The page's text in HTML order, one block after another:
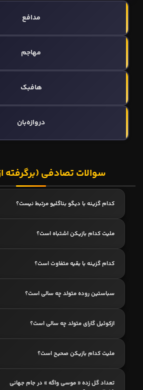
مدافع
مهاجم
هافبک
دروازه‌بان
سوالات تصادفی (برگرفته
کدام گزینه با دیگو بناگلیو مرتبط نیست؟
ملیت کدام بازیکن اشتباه است؟
کدام گزینه با بقیه متفاوت است؟
سباستین‌ روده متولد چه سالی است؟
ازکوئیل گارای متولد چه سالی است؟
ملیت کدام بازیکن صحیح است؟
تعداد گل زده « موسی واگه » در جام جهانی